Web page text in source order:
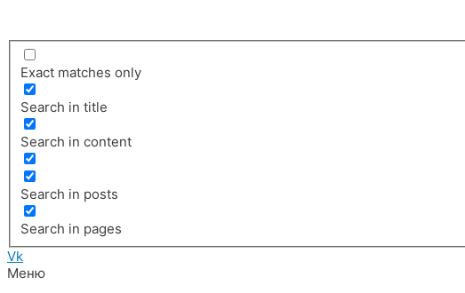
Exact matches only
Search in title
Search in content
Search in posts
Search in pages
Vk
Меню